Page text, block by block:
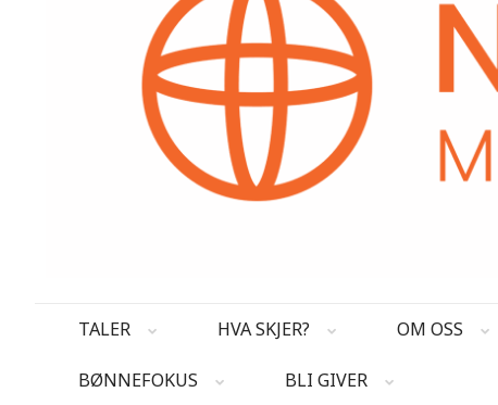
TALER HVA SKJER? OM OSS
BØNNEFOKUS BLI GIVER